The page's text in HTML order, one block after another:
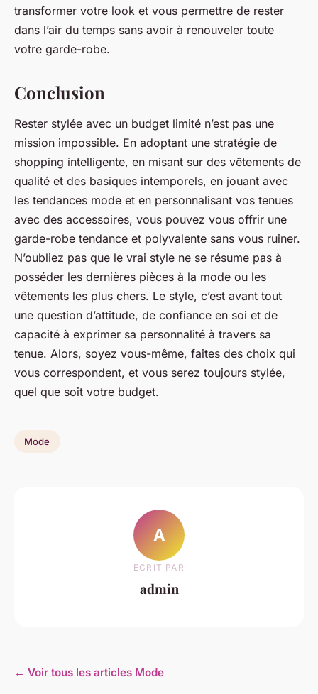
transformer votre look et vous permettre de rester
dans l’air du temps sans avoir à renouveler toute
votre garde-robe.
Conclusion
Rester stylée avec un budget limité n’est pas une
mission impossible. En adoptant une stratégie de
shopping intelligente, en misant sur des vêtements de
qualité et des basiques intemporels, en jouant avec
les tendances mode et en personnalisant vos tenues
avec des accessoires, vous pouvez vous offrir une
garde-robe tendance et polyvalente sans vous ruiner.
N’oubliez pas que le vrai style ne se résume pas à
posséder les dernières pièces à la mode ou les
vêtements les plus chers. Le style, c’est avant tout
une question d’attitude, de confiance en soi et de
capacité à exprimer sa personnalité à travers sa
tenue. Alors, soyez vous-même, faites des choix qui
vous correspondent, et vous serez toujours stylée,
quel que soit votre budget.
Mode
A
ECRIT PAR
admin
← Voir tous les articles Mode